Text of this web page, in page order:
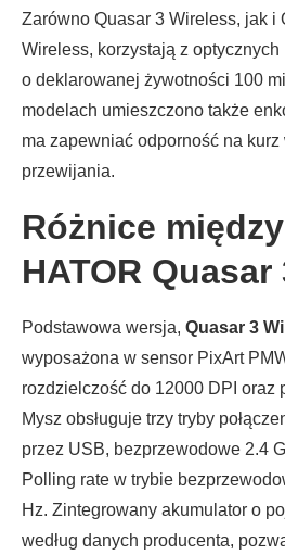
Zarówno Quasar 3 Wireless, jak i
Wireless, korzystają z optycznych
o deklarowanej żywotności 100
modelach umieszczono także
ma zapewniać odporność na
przewijania.
Różnice
HATOR Quasar
Podstawowa wersja, Quasar 3
wyposażona w sensor PixArt
rozdzielczość do 12000 DPI oraz
Mysz obsługuje trzy tryby
przez USB, bezprzewodowe 2.4
Polling rate w trybie
Hz. Zintegrowany akumulator o
według danych producenta,